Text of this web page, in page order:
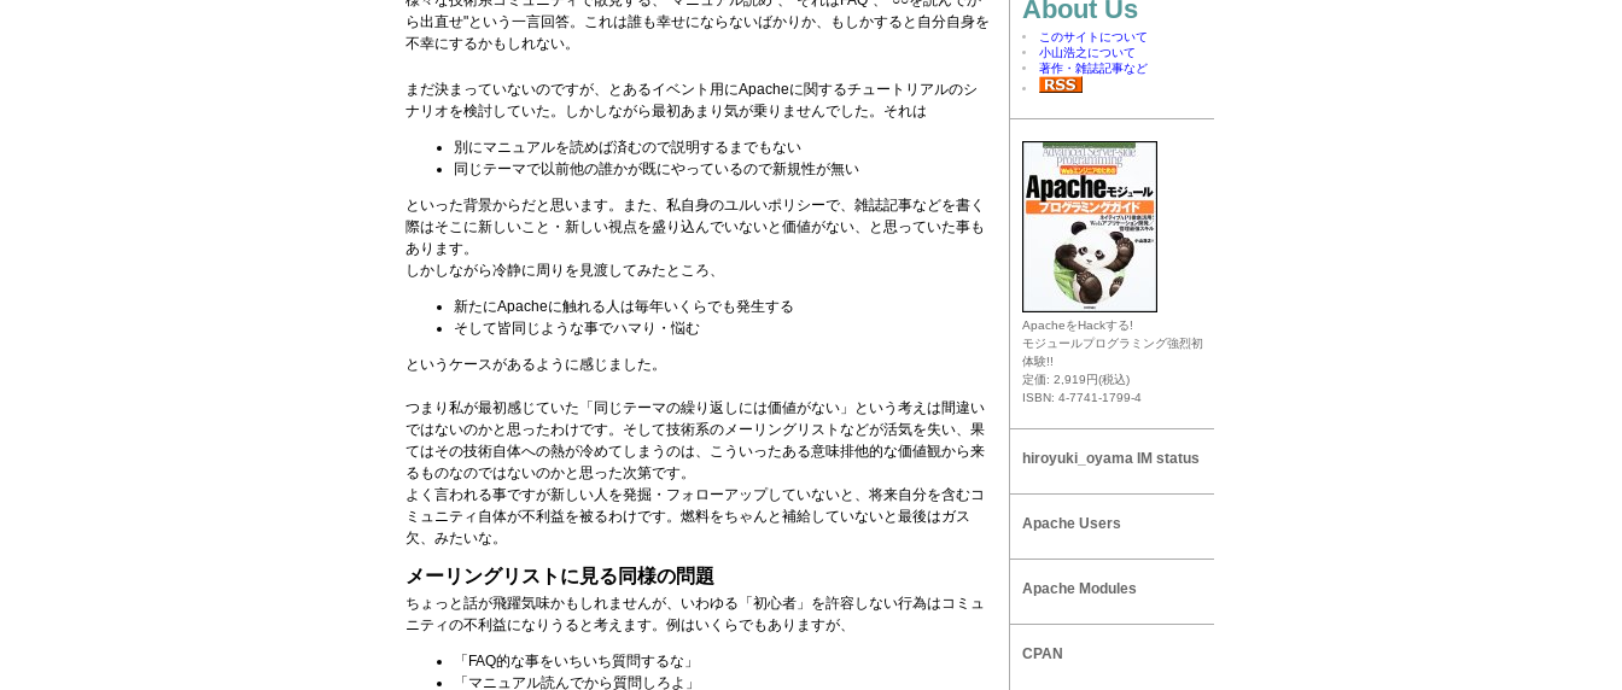
ら出直せ"という一言回答。これは誰も幸せにならないばかりか、もしかすると自分自身を
不幸にするかもしれない。
まだ決まっていないのですが、とあるイベント用にApacheに関するチュートリアルのシ
ナリオを検討していた。しかしながら最初あまり気が乗りませんでした。それは
別にマニュアルを読めば済むので説明するまでもない
同じテーマで以前他の誰かが既にやっているので新規性が無い
といった背景からだと思います。また、私自身のユルいポリシーで、雑誌記事などを書く
際はそこに新しいこと・新しい視点を盛り込んでいないと価値がない、と思っていた事も
あります。
しかしながら冷静に周りを見渡してみたところ、
新たにApacheに触れる人は毎年いくらでも発生する
そして皆同じような事でハマり・悩む
というケースがあるように感じました。
つまり私が最初感じていた「同じテーマの繰り返しには価値がない」という考えは間違い
ではないのかと思ったわけです。そして技術系のメーリングリストなどが活気を失い、果
てはその技術自体への熱が冷めてしまうのは、こういったある意味排他的な価値観から来
るものなのではないのかと思った次第です。
よく言われる事ですが新しい人を発掘・フォローアップしていないと、将来自分を含むコ
ミュニティ自体が不利益を被るわけです。燃料をちゃんと補給していないと最後はガス
欠、みたいな。
メーリングリストに見る同様の問題
ちょっと話が飛躍気味かもしれませんが、いわゆる「初心者」を許容しない行為はコミュ
ニティの不利益になりうると考えます。例はいくらでもありますが、
「FAQ的な事をいちいち質問するな」
「マニュアル読んでから質問しろよ」
About Us
このサイトについて
小山浩之について
著作・雑誌記事など
ApacheをHackする!
モジュールプログラミング強烈初
体験!!
定価: 2,919円(税込)
ISBN: 4-7741-1799-4
hiroyuki_oyama IM status
Apache Users
Apache Modules
CPAN